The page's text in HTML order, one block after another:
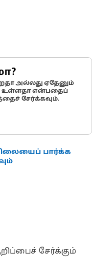
அல்லது ஏதேனும்
உள்ளதா என்பதைப்
சேர்க்கவும்.
பார்க்க
சேர்க்கும்